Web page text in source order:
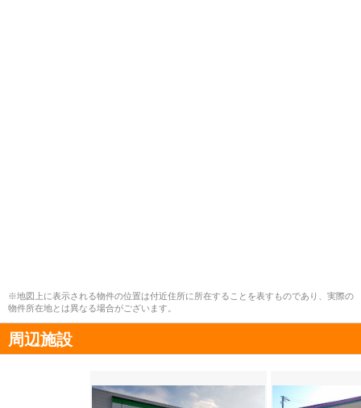
※地図上に表示される物件の位置は付近住所に所在することを表すものであり、実際の
物件所在地とは異なる場合がございます。
周辺施設